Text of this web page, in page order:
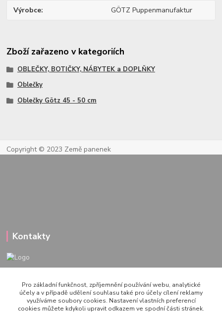
Výrobce GÖTZ Puppenmanufaktur
Zboží zařazeno v kategoriích
OBLEČKY, BOTIČKY, NÁBYTEK a DOPLŇKY
Oblečky
Oblečky Götz 45 - 50 cm
Copyright © 2023 Země panenek
Kontakty
PO-PÁ 10-20h., SO+NE 14-20h.
zemepanenek@gmail.com
Pro základní funkčnost, zpříjemnění používání webu, analytické
účely a v případě udělení souhlasu také pro účely cílení reklamy
využíváme soubory cookies. Nastavení vlastních preferencí
cookies můžete kdykoli upravit odkazem ve spodní části stránek.